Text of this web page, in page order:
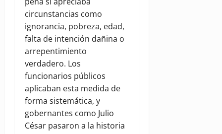
circunstancias como
ignorancia, pobreza, edad,
falta de intención dañina o
arrepentimiento
verdadero. Los
funcionarios públicos
aplicaban esta medida de
forma sistemática, y
gobernantes como Julio
César pasaron a la historia